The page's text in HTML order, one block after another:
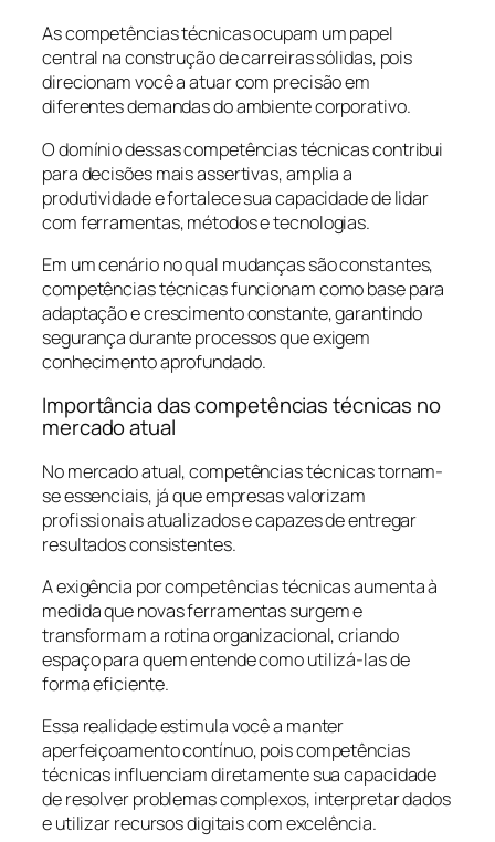
As competências técnicas ocupam um papel
central na construção de carreiras sólidas, pois
direcionam você a atuar com precisão em
diferentes demandas do ambiente corporativo.
O domínio dessas competências técnicas contribui
para decisões mais assertivas, amplia a
produtividade e fortalece sua capacidade de lidar
com ferramentas, métodos e tecnologias.
Em um cenário no qual mudanças são constantes,
competências técnicas funcionam como base para
adaptação e crescimento constante, garantindo
segurança durante processos que exigem
conhecimento aprofundado.
Importância das competências técnicas no
mercado atual
No mercado atual, competências técnicas tornam-
se essenciais, já que empresas valorizam
profissionais atualizados e capazes de entregar
resultados consistentes.
A exigência por competências técnicas aumenta à
medida que novas ferramentas surgem e
transformam a rotina organizacional, criando
espaço para quem entende como utilizá-las de
forma eficiente.
Essa realidade estimula você a manter
aperfeiçoamento contínuo, pois competências
técnicas influenciam diretamente sua capacidade
de resolver problemas complexos, interpretar dados
e utilizar recursos digitais com excelência.